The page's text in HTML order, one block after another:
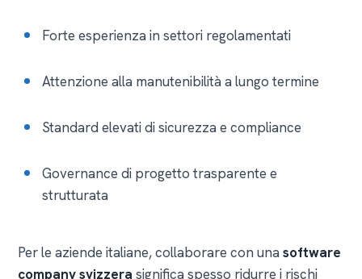
Forte esperienza in settori regolamentati
Attenzione alla manutenibilità a lungo termine
Standard elevati di sicurezza e compliance
Governance di progetto trasparente e
strutturata
Per le aziende italiane, collaborare con unasoftware
company svizzera significa spesso ridurre i rischi